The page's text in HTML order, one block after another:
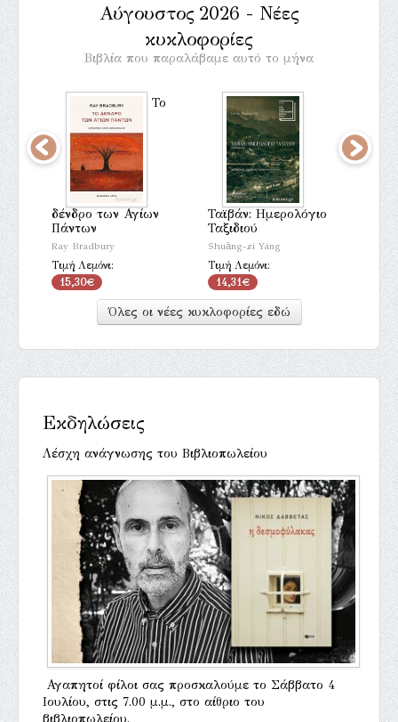
Αύγουστος 2026 - Νέες
κυκλοφορίες
Βιβλία που παραλάβαμε αυτό το μήνα
Το
δένδρο των Αγίων
Πάντων
Ray Bradbury
Τιμή Λεμόνι:
15,30€
Ταϊβάν: Ημερολόγιο
Ταξιδιού
Shuāng-zi Yáng
Τιμή Λεμόνι:
14,31€
Τιμή
Όλες οι νέες κυκλοφορίες εδώ
Εκδηλώσεις
Λέσχη ανάγνωσης του Βιβλιοπωλείου
Αγαπητοί φίλοι σας προσκαλούμε το Σάββατο 4
Ιουλίου, στις 7.00 μ.μ., στο αίθριο του
βιβλιοπωλείου.